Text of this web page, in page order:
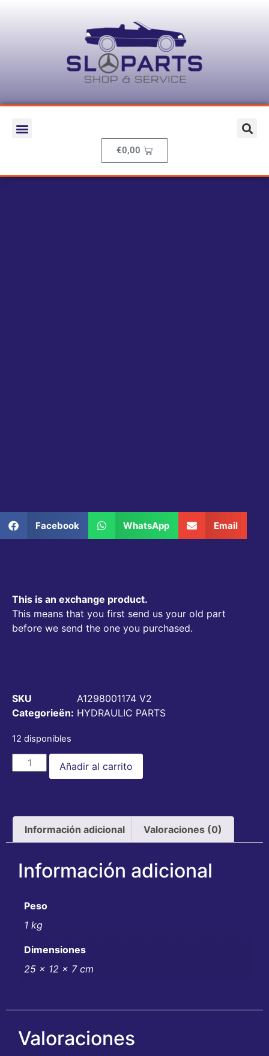
€0,00
Facebook WhatsApp Email
This is an exchange product.
This means that you first send us your old part
before we send the one you purchased.
SKU
A1298001174 V2
Categorieën: HYDRAULIC PARTS
12 disponibles
Añadir al carrito
Información adicional Valoraciones (0)
Información adicional
Peso
1 kg
Dimensiones
25 × 12 × 7 cm
Valoraciones